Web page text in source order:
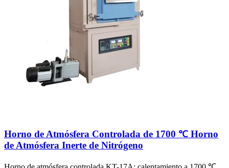
Horno de Atmósfera Controlada de 1700 ℃ Horno
de Atmósfera Inerte de Nitrógeno